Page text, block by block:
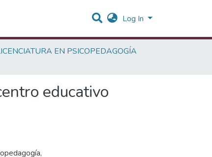
Log In
EN PSICOPEDAGOGÍA
educativo